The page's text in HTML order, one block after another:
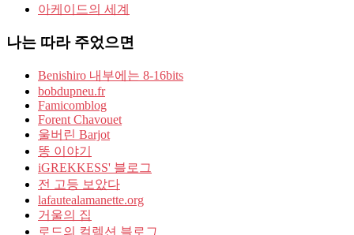
아케이드의 세계
나는 따라 주었으면
Benishiro 내부에는 8-16bits
bobdupneu.fr
Famicomblog
Forent Chavouet
울버린 Barjot
똥 이야기
iGREKKESS' 블로그
전 고등 보았다
lafautealamanette.org
거울의 집
로드의 컬렉션 블로그